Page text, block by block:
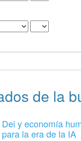
de la
y economía
la era de la IA